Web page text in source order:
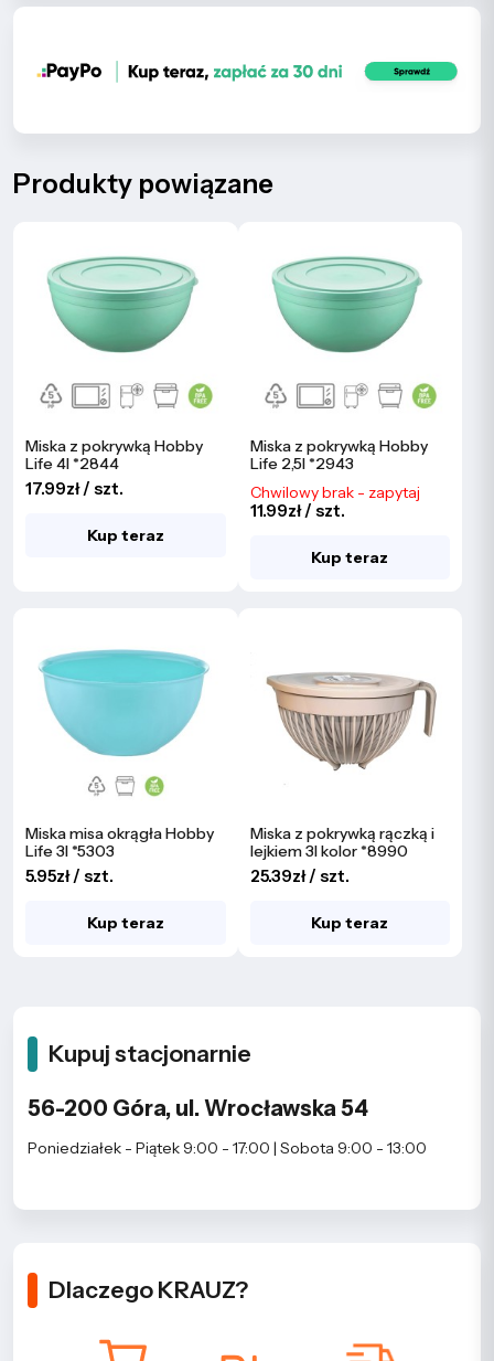
Produkty powiązane
Miska z pokrywką Hobby
Life 4l *2844
17.99zł / szt.
Kup teraz
Miska z pokrywką Hobby
Life 2,5l *2943
Chwilowy brak - zapytaj
11.99zł / szt.
Kup teraz
Miska misa okrągła Hobby
Life 3l *5303
5.95zł / szt.
Kup teraz
Miska z pokrywką rączką i
lejkiem 3l kolor *8990
25.39zł / szt.
Kup teraz
Kupuj stacjonarnie
56-200 Góra, ul. Wrocławska 54
Poniedziałek - Piątek 9:00 - 17:00 | Sobota 9:00 - 13:00
Dlaczego KRAUZ?